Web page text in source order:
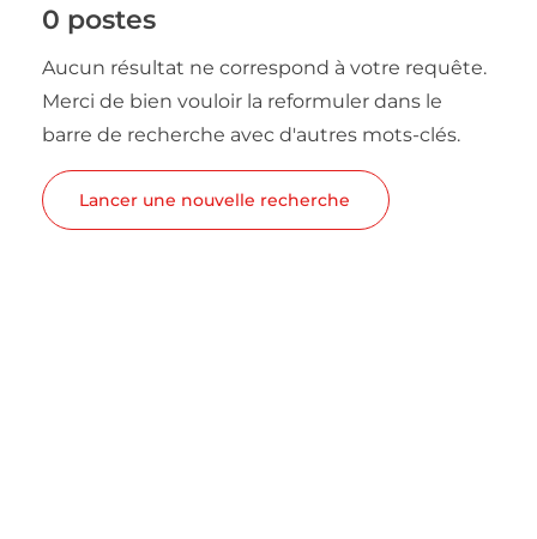
0 postes
Aucun résultat ne correspond à votre requête.
Merci de bien vouloir la reformuler dans le
barre de recherche avec d'autres mots-clés.
Lancer une nouvelle recherche